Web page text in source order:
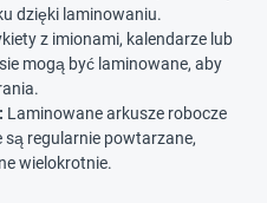
dzięki laminowaniu.
z imionami, kalendarze lub
mogą być laminowane, aby
Laminowane arkusze robocze
są regularnie powtarzane,
wielokrotnie.